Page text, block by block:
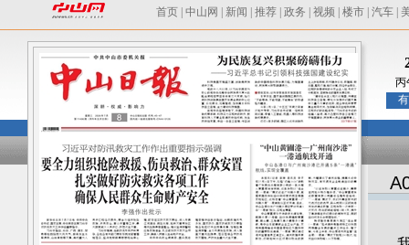
首页 中山网 新闻 推荐 政务 视频 楼市 汽车
丙